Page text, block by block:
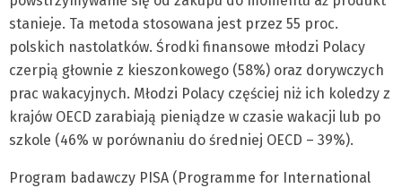
stanieje. Ta metoda stosowana jest przez 55 proc.
polskich nastolatków. Środki finansowe młodzi Polacy
czerpią głownie z kieszonkowego (58%) oraz dorywczych
prac wakacyjnych. Młodzi Polacy częściej niż ich koledzy z
krajów OECD zarabiają pieniądze w czasie wakacji lub po
szkole (46% w porównaniu do średniej OECD – 39%).
Program badawczy PISA (Programme for International